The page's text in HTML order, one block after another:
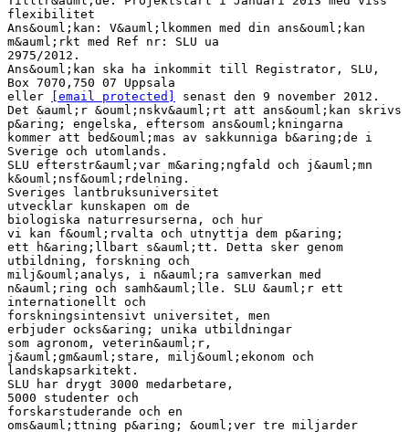
flexibilitet
Ans&ouml;kan: V&auml;lkommen med din ans&ouml;kan
m&auml;rkt med Ref nr: SLU ua
2975/2012.
Ans&ouml;kan ska ha inkommit till Registrator, SLU,
Box 7070,750 07 Uppsala
eller
[email protected]
senast den 9 november 2012.
Det &auml;r &ouml;nskv&auml;rt att ans&ouml;kan skrivs
p&aring; engelska, eftersom ans&ouml;kningarna
kommer att bed&ouml;mas av sakkunniga b&aring;de i
Sverige och utomlands.
SLU efterstr&auml;var m&aring;ngfald och j&auml;mn
k&ouml;nsf&ouml;rdelning.
Sveriges lantbruksuniversitet
utvecklar kunskapen om de
biologiska naturresurserna, och hur
vi kan f&ouml;rvalta och utnyttja dem p&aring;
ett h&aring;llbart s&auml;tt. Detta sker genom
utbildning, forskning och
milj&ouml;analys, i n&auml;ra samverkan med
n&auml;ring och samh&auml;lle. SLU &auml;r ett
internationellt och
forskningsintensivt universitet, men
erbjuder ocks&aring; unika utbildningar
som agronom, veterin&auml;r,
j&auml;gm&auml;stare, milj&ouml;ekonom och
landskapsarkitekt.
SLU har drygt 3000 medarbetare,
5000 studenter och
forskarstuderande och en
oms&auml;ttning p&aring; &ouml;ver tre miljarder